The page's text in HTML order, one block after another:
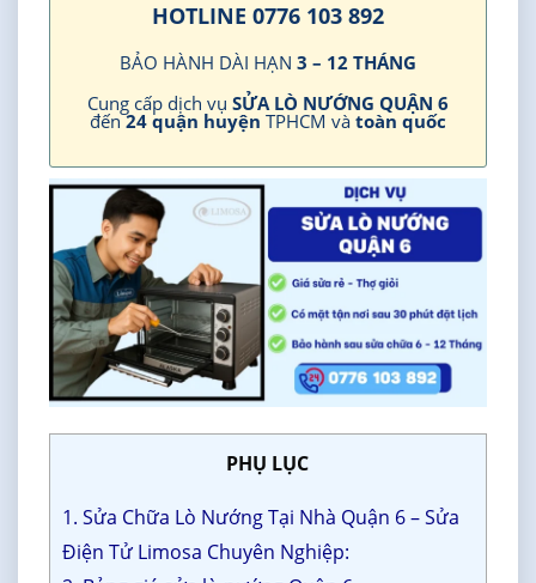
HOTLINE 0776 103 892
BẢO HÀNH DÀI HẠN 3 – 12 THÁNG
Cung cấp dịch vụ SỬA LÒ NƯỚNG QUẬN 6
đến24 quận huyện TPHCM và toàn quốc
PHỤ LỤC
1. Sửa Chữa Lò Nướng Tại Nhà Quận 6 – Sửa
Điện Tử Limosa Chuyên Nghiệp: